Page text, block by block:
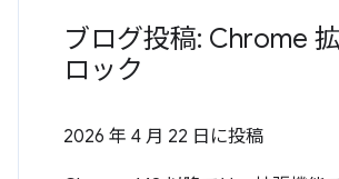
ブログ投稿: Chrome
ロック
2026 年 4 月 22 日 に投稿